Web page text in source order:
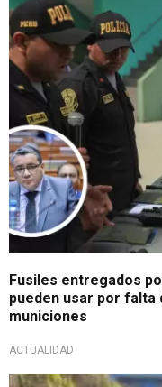
Alarmante
Fusiles entregados
pueden usar por falta
municiones
ACTUALIDAD